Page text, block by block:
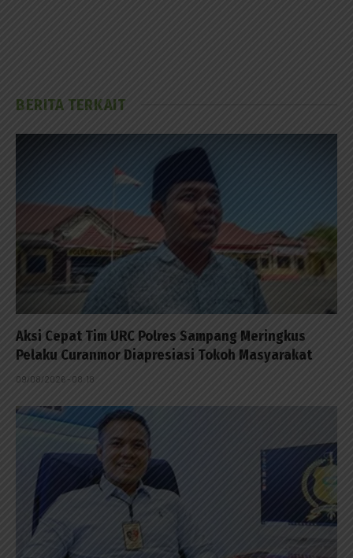
BERITA TERKAIT
Aksi Cepat Tim URC Polres Sampang Meringkus
Pelaku Curanmor Diapresiasi Tokoh Masyarakat
09/08/2026 - 08:18